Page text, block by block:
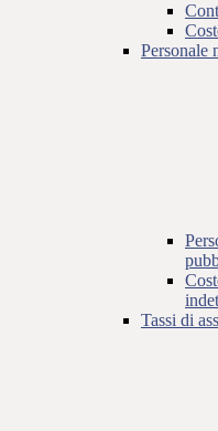
Personale
Tassi di